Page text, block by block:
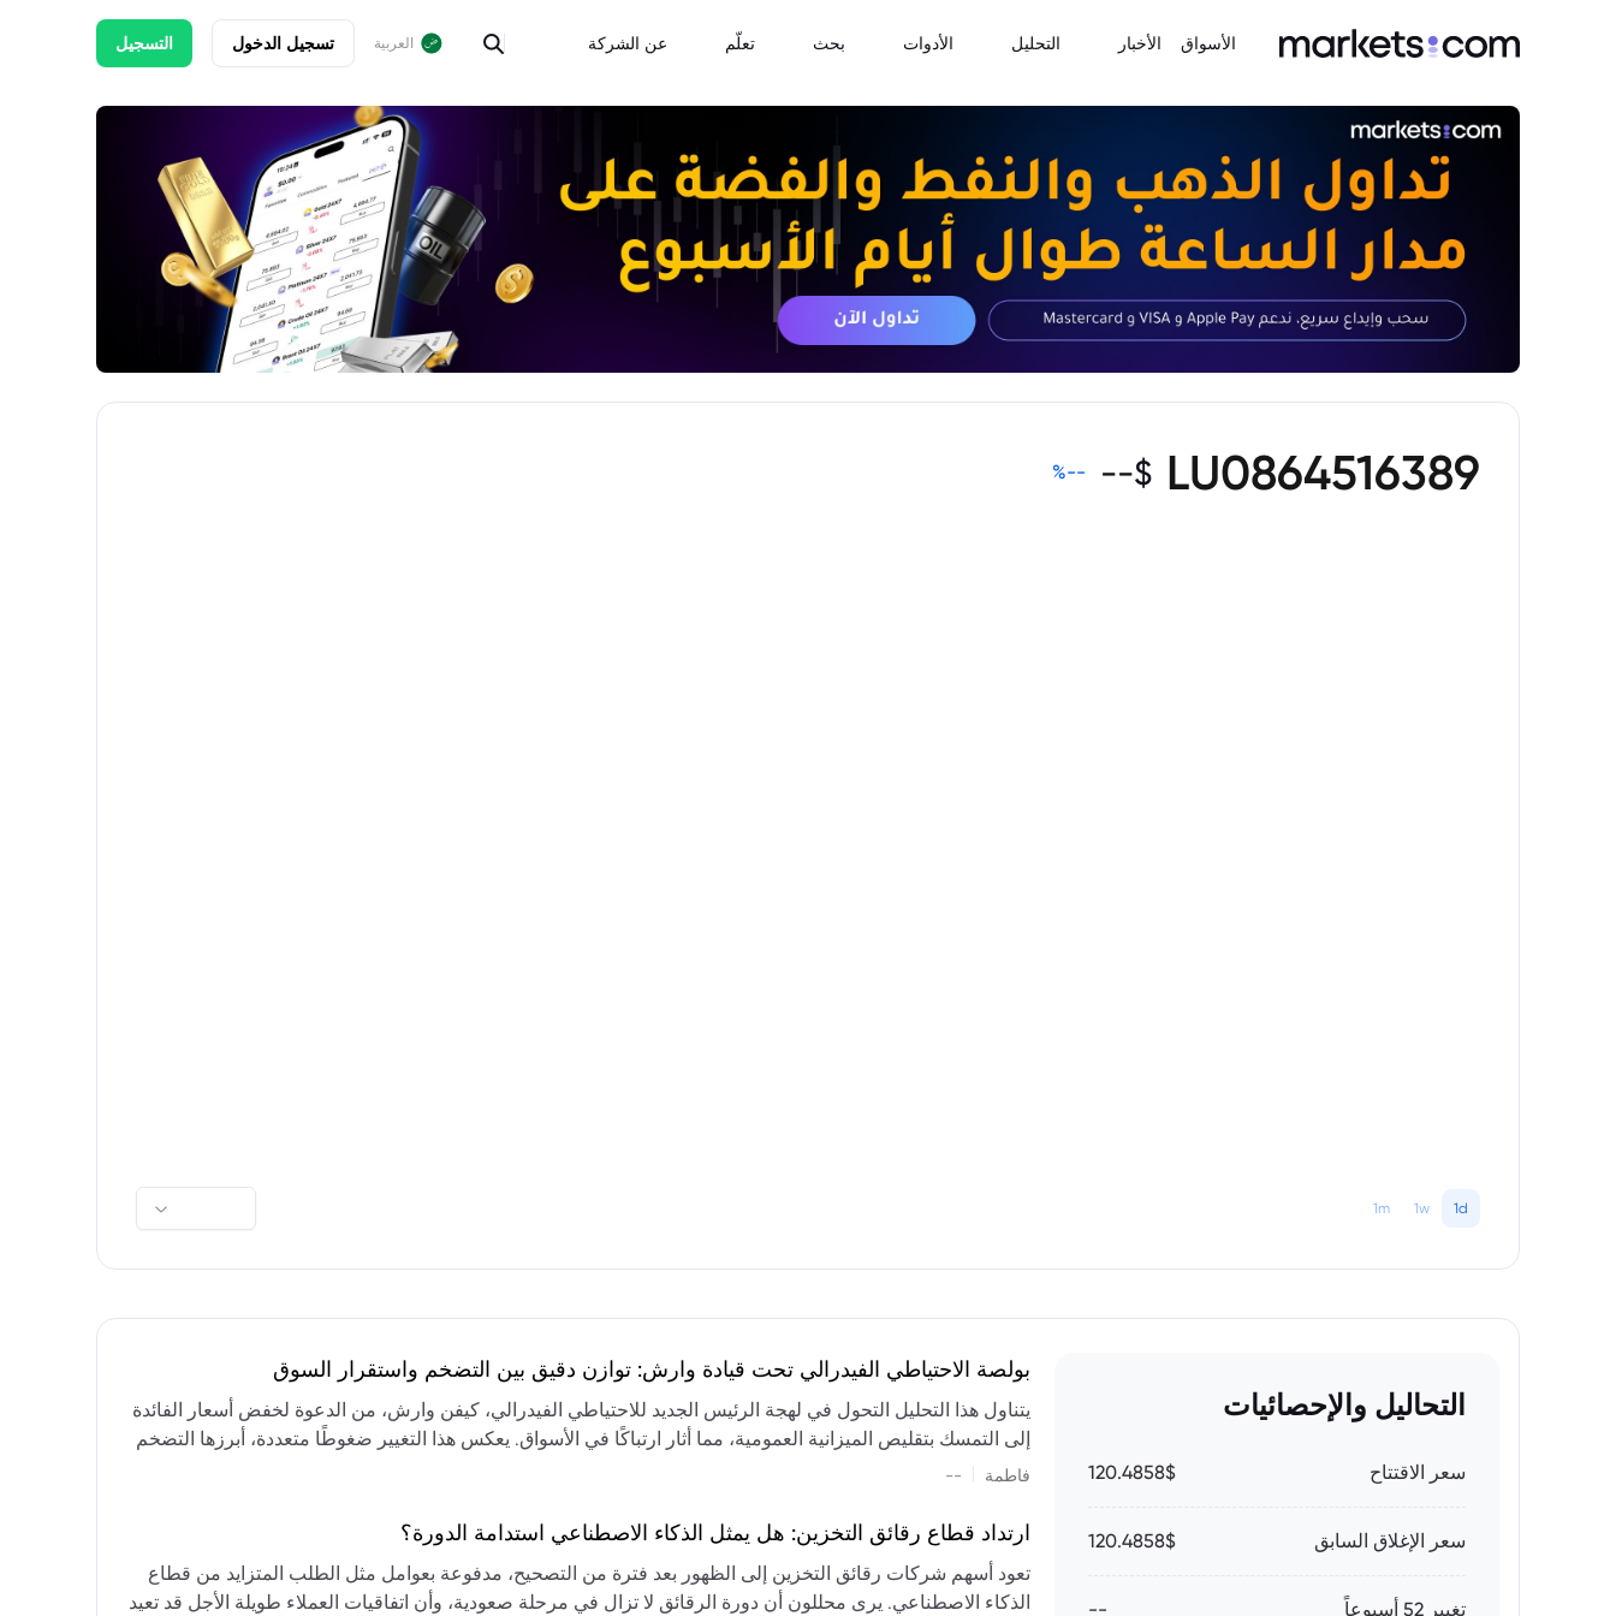
الأسواق الأخبار التحليل الأدوات بحث تعلّم عن الشركة العربية تسجيل الدخول التسجيل
LU0864516389
$
--
--
%
1d
1w
1m
التحاليل والإحصائيات
سعر الاقتتاح 120.4858$
سعر الإغلاق السابق 120.4858$
تغيير 52 أسبوعاً --
بولصة الاحتياطي الفيدرالي تحت قيادة وارش: توازن دقيق بين التضخم واستقرار السوق
يتناول هذا التحليل التحول في لهجة الرئيس الجديد للاحتياطي الفيدرالي، كيفن وارش، من الدعوة لخفض أسعار الفائدة
إلى التمسك بتقليص الميزانية العمومية، مما أثار ارتباكًا في الأسواق. يعكس هذا التغيير ضغوطًا متعددة، أبرزها التضخم
المستمر، والعجز المالي الكبير، والتوترات الجيوسياسية في الشرق الأوسط، التي تقيد خيارات خفض الفائدة أو خفض
وتجنب التدابير الاستفزازية التي قد تزعزع استقرار السوق.
فاطمة --
ارتداد قطاع رقائق التخزين: هل يمثل الذكاء الاصطناعي استدامة الدورة؟
تعود أسهم شركات رقائق التخزين إلى الظهور بعد فترة من التصحيح، مدفوعة بعوامل مثل الطلب المتزايد من قطاع
الذكاء الاصطناعي. يرى محللون أن دورة الرقائق لا تزال في مرحلة صعودية، وأن اتفاقيات العملاء طويلة الأجل قد تعيد